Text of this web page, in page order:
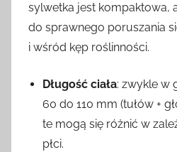
sylwetka jest kompaktowa,
do sprawnego poruszania
i wśród kęp roślinności.
Długość ciała: zwykle w
60 do 110 mm (tułów +
te mogą się różnić w
płci.